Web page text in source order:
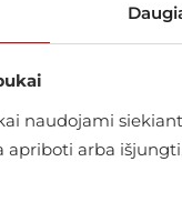
naudojami
apriboti arba